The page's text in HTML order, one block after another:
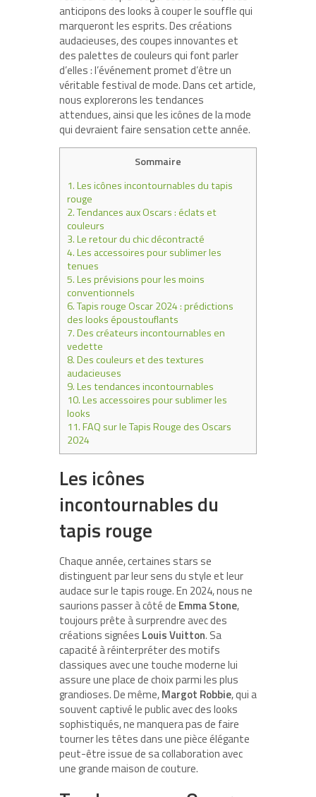
anticipons des looks à couper le souffle qui
marqueront les esprits. Des créations
audacieuses, des coupes innovantes et
des palettes de couleurs qui font parler
d’elles : l’événement promet d’être un
véritable festival de mode. Dans cet article,
nous explorerons les tendances
attendues, ainsi que les icônes de la mode
qui devraient faire sensation cette année.
Sommaire
1.Les icônes incontournables du tapis
rouge
2.Tendances aux Oscars : éclats et
couleurs
3.Le retour du chic décontracté
4.Les accessoires pour sublimer les
tenues
5.Les prévisions pour les moins
conventionnels
6.Tapis rouge Oscar 2024 : prédictions
des looks époustouflants
7.Des créateurs incontournables en
vedette
8.Des couleurs et des textures
audacieuses
9.Les tendances incontournables
10.Les accessoires pour sublimer les
looks
11.FAQ sur le Tapis Rouge des Oscars
2024
Les icônes
incontournables du
tapis rouge
Chaque année, certaines stars se
distinguent par leur sens du style et leur
audace sur le tapis rouge. En 2024, nous ne
saurions passer à côté de Emma Stone,
toujours prête à surprendre avec des
créations signées Louis Vuitton. Sa
capacité à réinterpréter des motifs
classiques avec une touche moderne lui
assure une place de choix parmi les plus
grandioses. De même,Margot Robbie, qui a
souvent captivé le public avec des looks
sophistiqués, ne manquera pas de faire
tourner les têtes dans une pièce élégante
peut-être issue de sa collaboration avec
une grande maison de couture.